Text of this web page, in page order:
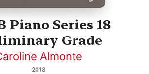
Piano Series 18
Grade
Almonte
2018